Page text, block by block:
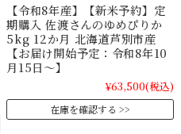
【令和8年産】【新米予約】定
期購入 佐渡さんのゆめぴりか
5kg 12か月 北海道芦別市産
【お届け開始予定：令和8年10
月15日～】
¥63,500(税込)
在庫を確認する